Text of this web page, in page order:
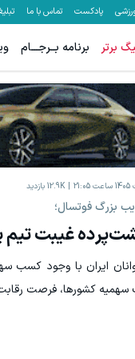
پادکست تماس با ما
برتر برنامه بــرجـــام
12.9K بازدید
بزرگ فوتسال؛
غیبت تیم
ایران با وجود کسب
کشورها، فرصت